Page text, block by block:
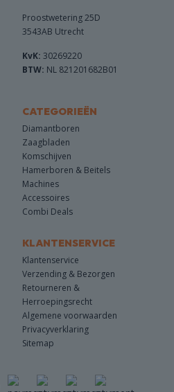
Proostwetering 25D
3543AB Utrecht
KvK: 30269220
BTW: NL 821201682B01
CATEGORIEËN
Diamantboren
Zaagbladen
Komschijven
Hamerboren & Beitels
Machines
Accessoires
Combi Deals
KLANTENSERVICE
Klantenservice
Verzending & Bezorgen
Retourneren &
Herroepingsrecht
Algemene voorwaarden
Privacyverklaring
Sitemap